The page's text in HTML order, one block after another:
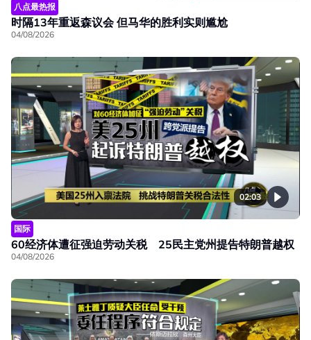
八点最热报
时隔13年重返森议会 但马华的胜利实则尴尬
04/08/2026
02:03
国际
60经济体遭征强迫劳动关税 25民主党州提告特朗普越权
04/08/2026